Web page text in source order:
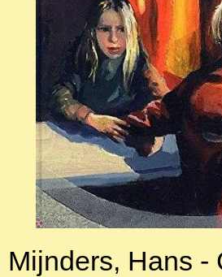
Mijnders, Hans -